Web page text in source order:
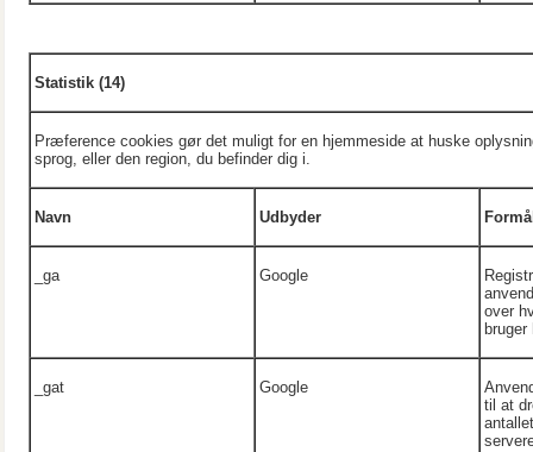
Statistik (14)
Præference cookies gør det muligt for en hjemmeside at huske
sprog, eller den region, du befinder dig i.
Navn Udbyder
_ga Google
over
_gat Google
til at